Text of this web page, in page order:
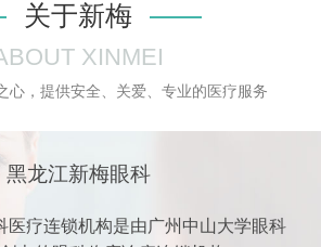
关于新梅
XINMEI
心，提供安全、关爱、专业的医疗服务
黑龙江新梅眼科
疗连锁机构是由广州中山大学眼科